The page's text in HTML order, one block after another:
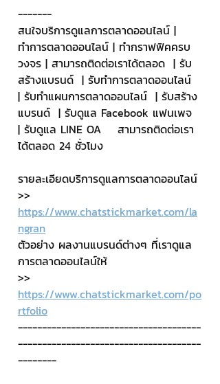
-------
สนใจบริการดูแลการตลาดออนไลน์ |
ทำการตลาดออนไลน์ | ทำกราฟฟิคครบ
วงจร | สามารถติดต่อเราได้ตลอด  | รับ
สร้างแบรนด์  | รับทำการตลาดออนไลน์
| รับทำแผนการตลาดออนไลน์  | รับสร้าง
แบรนด์  | รับดูแล Facebook แฟนเพจ
| รับดูแล LINE OA    สามารถติดต่อเรา
ได้ตลอด 24 ชั่วโมง
รายละเอียดบริการดูแลการตลาดออนไลน์
>>
https://www.chatstickmarket.com/la
ngran
ตัวอย่าง ผลงานแบรนด์ต่างๆ ที่เราดูแล
การตลาดออนไลน์ให้
>>
https://www.chatstickmarket.com/po
rtfolio
--------------------------------------
--------------------------------------
--------